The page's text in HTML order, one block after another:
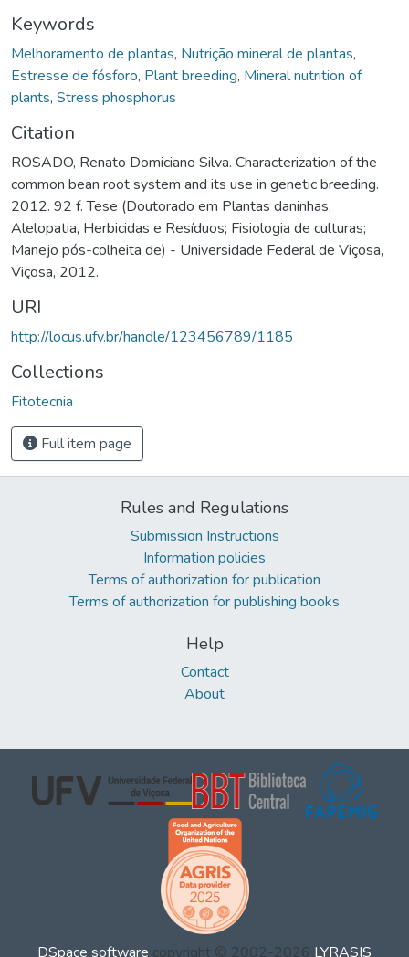
Keywords
Melhoramento de plantas, Nutrição mineral de plantas,
Estresse de fósforo, Plant breeding, Mineral nutrition of
plants, Stress phosphorus
Citation
ROSADO, Renato Domiciano Silva. Characterization of the
common bean root system and its use in genetic breeding.
2012. 92 f. Tese (Doutorado em Plantas daninhas,
Alelopatia, Herbicidas e Resíduos; Fisiologia de culturas;
Manejo pós-colheita de) - Universidade Federal de Viçosa,
Viçosa, 2012.
URI
http://locus.ufv.br/handle/123456789/1185
Collections
Fitotecnia
Full item page
Rules and Regulations
Submission Instructions
Information policies
Terms of authorization for publication
Terms of authorization for publishing books
Help
Contact
About
DSpace software copyright © 2002-2026 LYRASIS